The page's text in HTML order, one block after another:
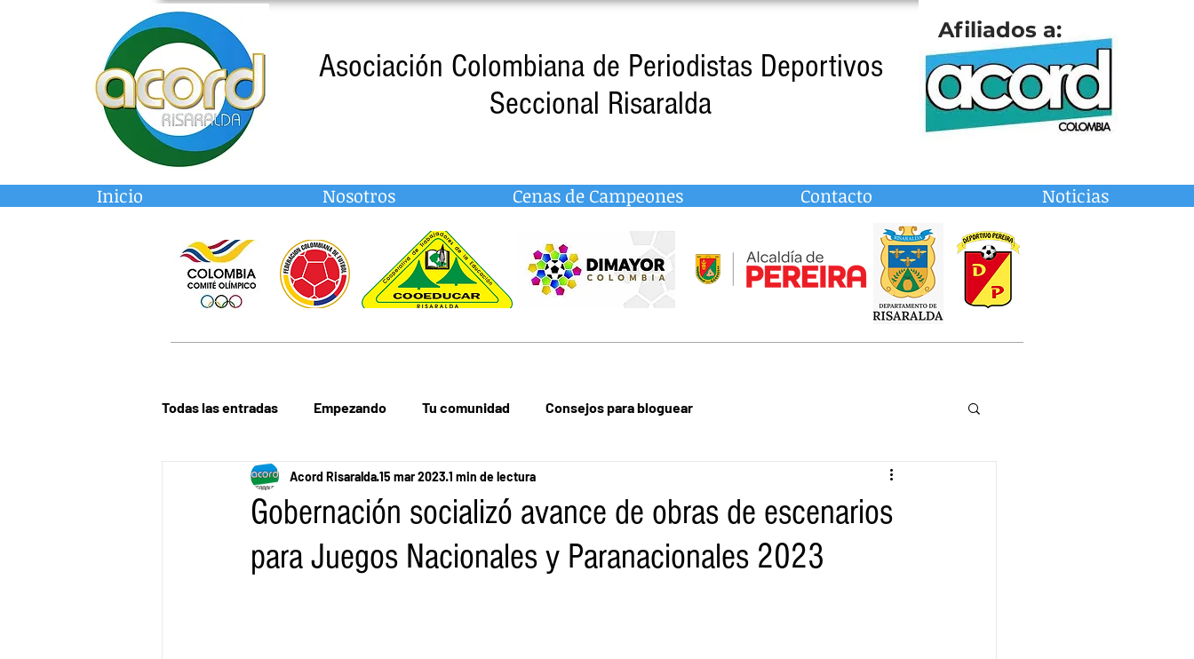
Asociación Colombiana de Periodistas Deportivos
Seccional Risaralda
Afiliados a:
Inicio Nosotros Cenas de Campeones Contacto Noticias
Todas las entradas Empezando Tu comunidad Consejos para bloguear
Gobernación socializó avance de obras de escenarios
para Juegos Nacionales y Paranacionales 2023
Acord Risaralda15 mar 2023 1 min de lectura